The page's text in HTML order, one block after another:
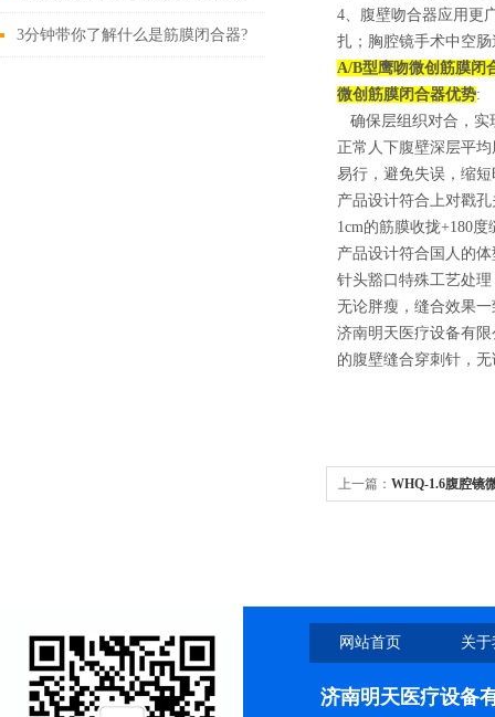
性进展
3分钟带你了解什么是筋膜闭合器?
4、腹壁吻合器应用更
扎；胸腔镜手术中空
A/B型鹰吻微创筋膜闭
微创筋膜闭合器优势:
确保层组织对合，实
正常人下腹壁深层平
易行，避免失误，缩
产品设计符合上对戳
1cm的筋膜收拢+180度
产品设计符合国人的
针头豁口特殊工艺处
无论胖瘦，缝合效果一
济南明天医疗设备有
的腹壁缝合穿刺针，
上一篇： WHQ-1.6腹腔镜
网站首页 关
济南明天医疗设备